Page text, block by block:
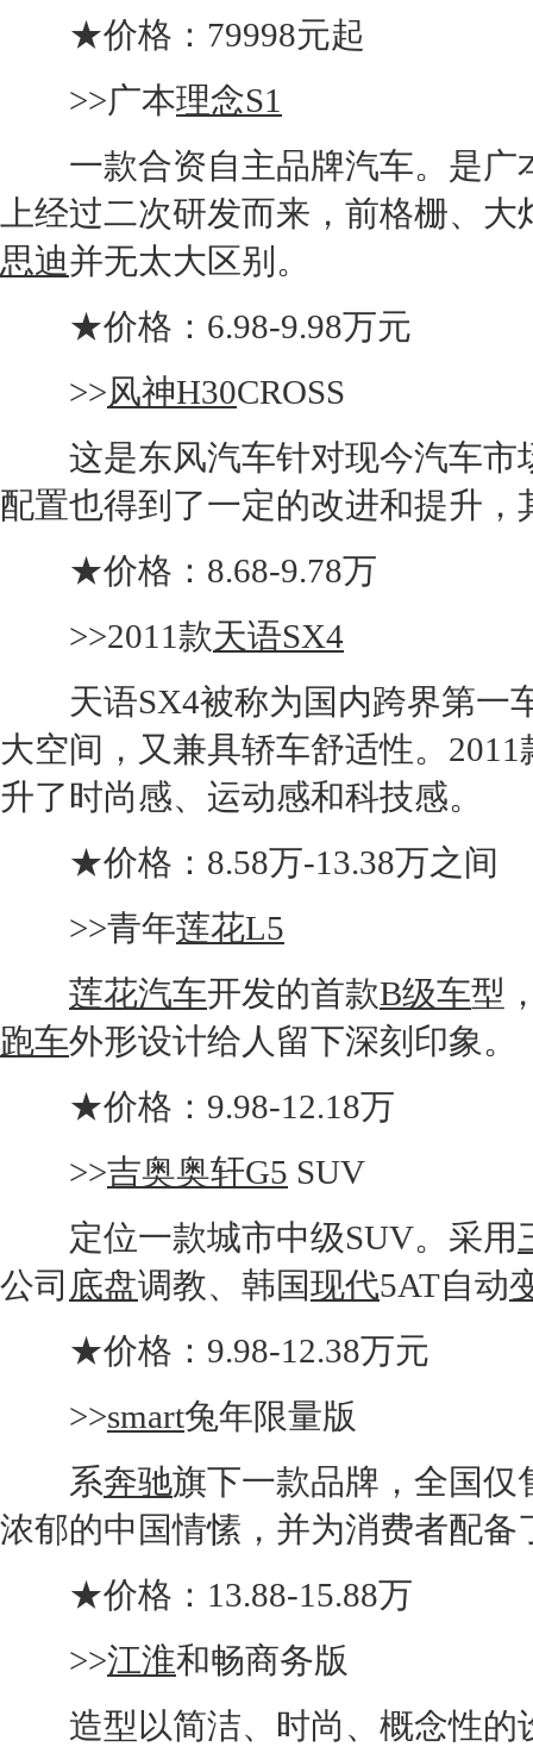
★价格：79998元起
>>广本理念S1
一款合资自主品牌汽车。是广
上经过二次研发而来，前格栅、
思迪并无太大区别。
★价格：6.98-9.98万元
>>风神H30CROSS
这是东风汽车针对现今汽车市
配置也得到了一定的改进和提升
★价格：8.68-9.78万
>>2011款天语SX4
天语SX4被称为国内跨界第一
大空间，又兼具轿车舒适性。
升了时尚感、运动感和科技感。
★价格：8.58万-13.38万之间
>>青年莲花L5
莲花汽车开发的首款B级车型
跑车外形设计给人留下深刻印象。
★价格：9.98-12.18万
>>吉奥奥轩G5 SUV
定位一款城市中级SUV。采用
公司 底盘调教、韩国现代5AT自动
★价格：9.98-12.38万元
>>smart兔年限量版
系奔驰旗下一款品牌，全国仅
浓郁的中国情愫，并为消费者配
★价格：13.88-15.88万
>>江淮和畅商务版
造型以简洁、时尚、概念性的